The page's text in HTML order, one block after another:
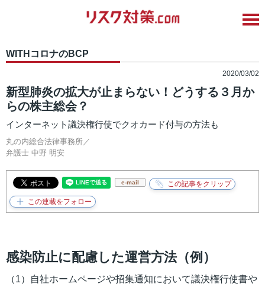
WITHコロナのBCP
2020/03/02
新型肺炎の拡大が止まらない！どうする３月か
らの株主総会？
インターネット議決権行使でクオカード付与の方法も
丸の内総合法律事務所／
弁護士 中野 明安
e-mail
感染防止に配慮した運営方法（例）
（1）自社ホームページや招集通知において議決権行使書や